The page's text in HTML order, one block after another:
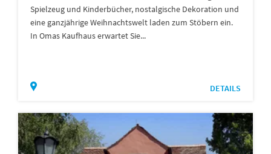
Spielzeug und Kinderbücher, nostalgische Dekoration und
eine ganzjährige Weihnachtswelt laden zum Stöbern ein.
In Omas Kaufhaus erwartet Sie...
DETAILS